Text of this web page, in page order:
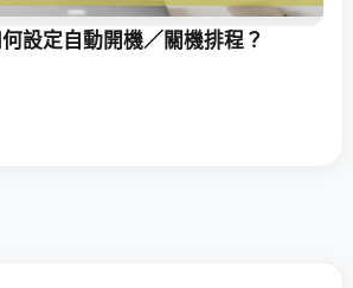
設定自動開機／關機排程？